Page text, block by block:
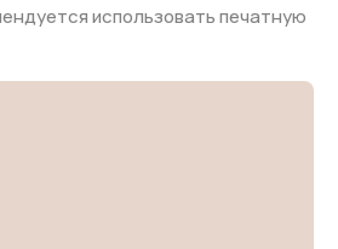
использовать печатную